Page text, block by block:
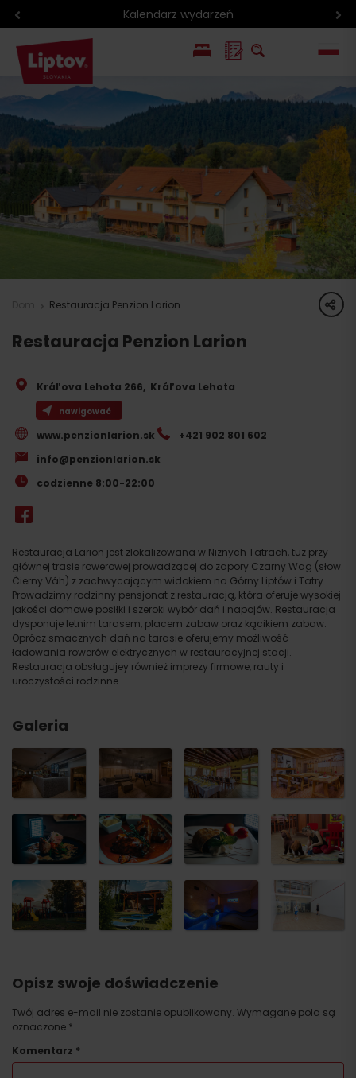
Kalendarz wydarzeń
EN
SK
Restauracja Penzion Larion share
Restauracja Penzion Larion
Restauracja Larion jest zlokalizowana w Niżnych Tatrach, tuż przy
głównej trasie rowerowej prowadzącej do zapory Czarny Wag (słow.
Čierny Váh) z zachwycającym widokiem na Górny Liptów i Tatry.
Prowadzimy rodzinny pensjonat z restauracją, która oferuje wysokiej
jakości domowe posiłki i szeroki wybór dań i napojów. Restauracja
dysponuje letnim tarasem, placem zabaw oraz kącikiem zabaw.
Oprócz smacznych dań na tarasie oferujemy możliwość
ładowania rowerów elektrycznych w restauracyjnej stacji.
Restauracja obsługujey również imprezy firmowe, rauty i
uroczystości rodzinne.
Kráľova Lehota 266, Kráľova Lehota
nawigować
www.penzionlarion.sk
+421 902 801 602
info@penzionlarion.sk
codzienne 8:00-22:00
Galeria
Opisz swoje doświadczenie
Twój adres e-mail nie zostanie opublikowany. Wymagane pola są
oznaczone *
Komentarz *